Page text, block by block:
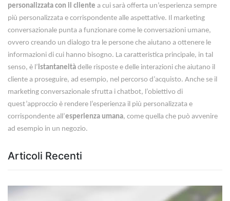
personalizzata con il cliente a cui sarà offerta un’esperienza sempre
più personalizzata e corrispondente alle aspettative. Il marketing
conversazionale punta a funzionare come le conversazioni umane,
ovvero creando un dialogo tra le persone che aiutano a ottenere le
informazioni di cui hanno bisogno. La caratteristica principale, in tal
senso, è l’istantaneità delle risposte e delle interazioni che aiutano il
cliente a proseguire, ad esempio, nel percorso d’acquisto. Anche se il
marketing conversazionale sfrutta i chatbot, l’obiettivo di
quest’approccio è rendere l’esperienza il più personalizzata e
corrispondente all’esperienza umana, come quella che può avvenire
ad esempio in un negozio.
Articoli Recenti